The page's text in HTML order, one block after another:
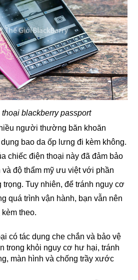
blackberry passport
người thường băn khoăn
bao da ốp lưng đi kèm không.
chiếc điện thoại này đã đảm bảo
độ thẩm mỹ ưu việt với phần
Tuy nhiên, để tránh nguy cơ
quá trình vận hành, bạn vẫn nên
theo.
có tác dụng che chắn và bảo vệ
trong khỏi nguy cơ hư hại, tránh
màn hình và chống trầy xước